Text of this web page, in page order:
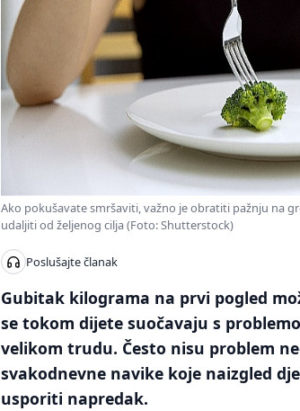
Ako pokušavate smršaviti, važno je obratiti pažnju na
udaljiti od željenog cilja (Foto: Shutterstock)
Poslušajte članak
Gubitak kilograma na prvi pogled
se tokom dijete suočavaju s
velikom trudu. Često nisu problem
svakodnevne navike koje naizgled
usporiti napredak.